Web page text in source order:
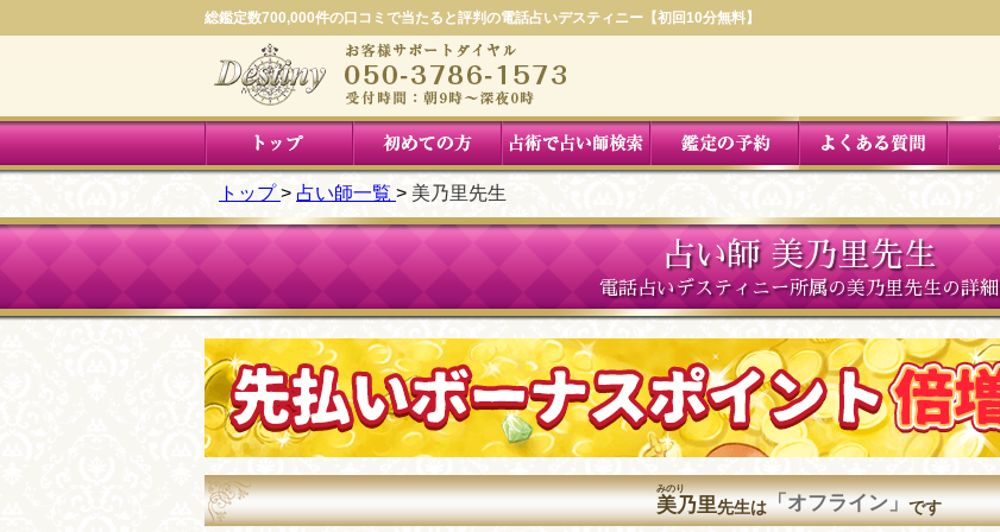
総鑑定数700,000件の口コミで当たると評判の電話占いデスティニー【初回10分無料】
トップ 占い師一覧 美乃里先生
占い師 美乃里先生
電話占いデスティニー所属の美乃里先生の詳細
みのり
美乃里先生は「オフライン」です